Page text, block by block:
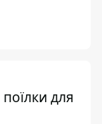
для